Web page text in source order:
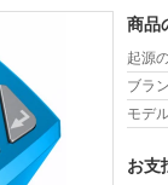
商品
起源
ブラ
モデ
お支